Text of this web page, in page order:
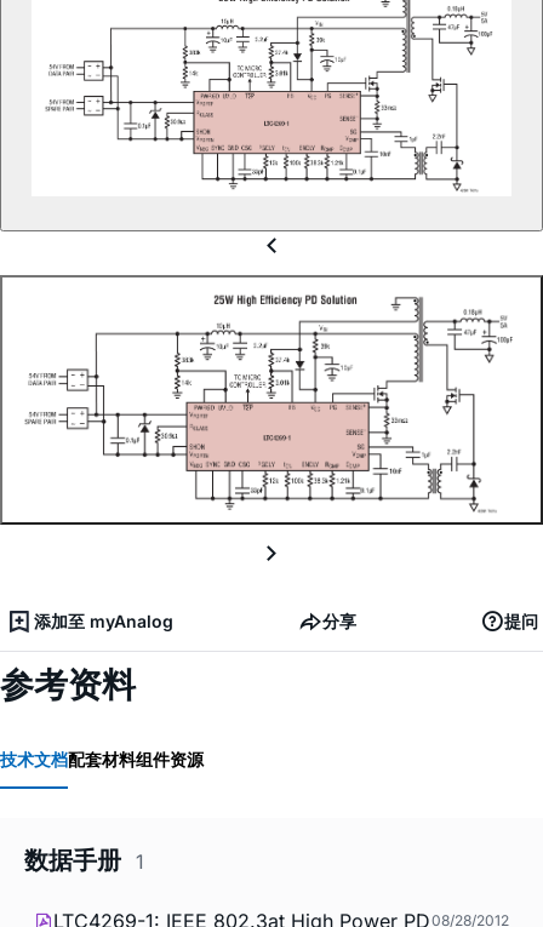
添加至 myAnalog 分享 提问
参考资料
技术文档配套材料组件资源
数据手册 1
LTC4269-1: IEEE 802.3at High Power PD08/28/2012